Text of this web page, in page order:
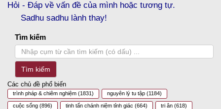
Hỏi - Đáp về vấn đề của mình hoặc tương tự.
Sadhu sadhu lành thay!
Tìm kiếm
Tìm kiếm
Các chủ đề phổ biến
trình pháp & chiêm nghiệm (1831) nguyên lý tu tập (1184)
cuộc sống (896) tinh tấn chánh niệm tỉnh giác (664) tri ân (618)